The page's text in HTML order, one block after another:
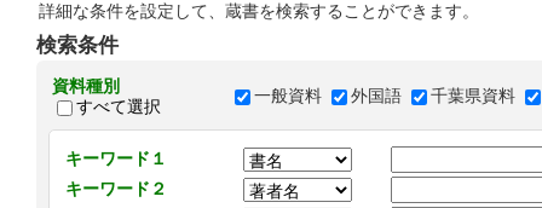
詳細な条件を設定して、蔵書を検索することができます。
検索条件
資料種別
すべて選択
一般資料 外国語 千葉県資料
キーワード１
キーワード２